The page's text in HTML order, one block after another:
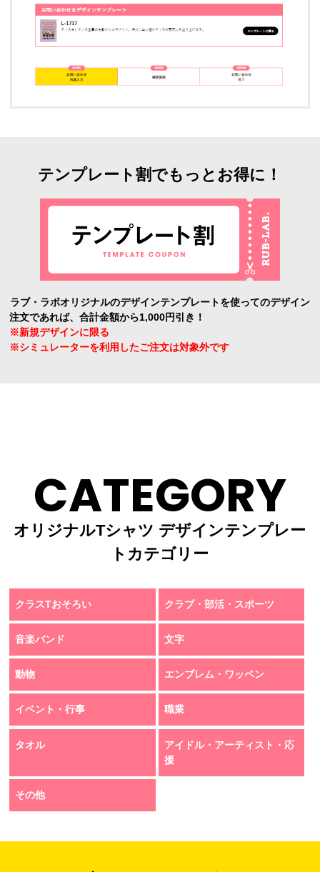
テンプレート割でもっとお得に！
ラブ・ラボオリジナルのデザインテンプレートを使ってのデザイン
注文であれば、合計金額から1,000円引き！
※新規デザインに限る
※シミュレーターを利用したご注文は対象外です
CATEGORY
オリジナルTシャツ デザインテンプレー
トカテゴリー
クラスTおそろい クラブ・部活・スポーツ
音楽バンド 文字
動物 エンブレム・ワッペン
イベント・行事 職業
タオル
アイドル・アーティスト・応
援
その他